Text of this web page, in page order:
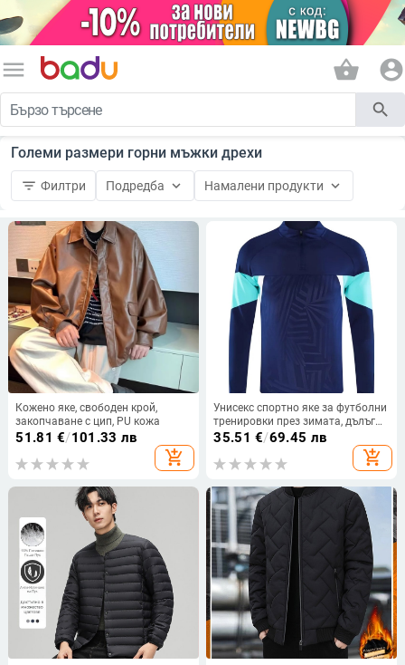
menu shopping_basket account_circle
search
Големи размери горни мъжки дрехи
filter_list Филтри Подредба keyboard_arrow_down Намалени продукти keyboard_arrow_down
Кожено яке, свободен крой,
закопчаване с цип, PU кожа
51.81 €/101.33 лв
add_shopping_cart
Унисекс спортно яке за футболни
тренировки през зимата, дълъг
ръкав, цип, плетена материя от
полиестер и еластан (8% еластан,
92% полиестер), без подплата
35.51 €/69.45 лв
add_shopping_cart